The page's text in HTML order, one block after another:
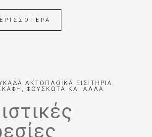
ΑΚΤΟΠΛΟΪΚΑ ΕΙΣΙΤΗΡΙΑ,
ΦΟΥΣΚΩΤΑ ΚΑΙ ΑΛΛΑ